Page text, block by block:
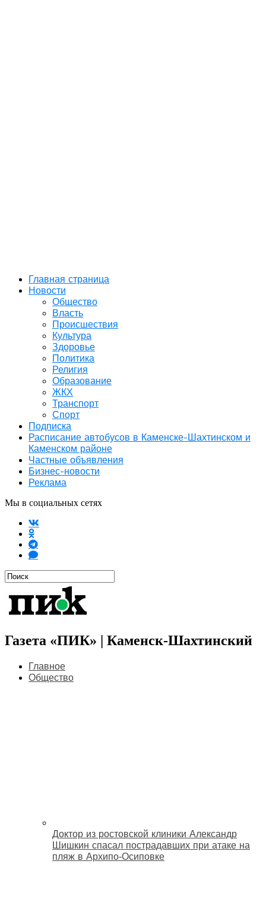
Главная страница
Новости
Общество
Власть
Происшествия
Культура
Здоровье
Политика
Религия
Образование
ЖКХ
Транспорт
Спорт
Подписка
Расписание автобусов в Каменске-Шахтинском и
Каменском районе
Частные объявления
Бизнес-новости
Реклама
Мы в социальных сетях
Газета «ПИК» | Каменск-Шахтинский
Главное
Общество
Доктор из ростовской клиники Александр
Шишкин спасал пострадавших при атаке на
пляж в Архипо‑Осиповке